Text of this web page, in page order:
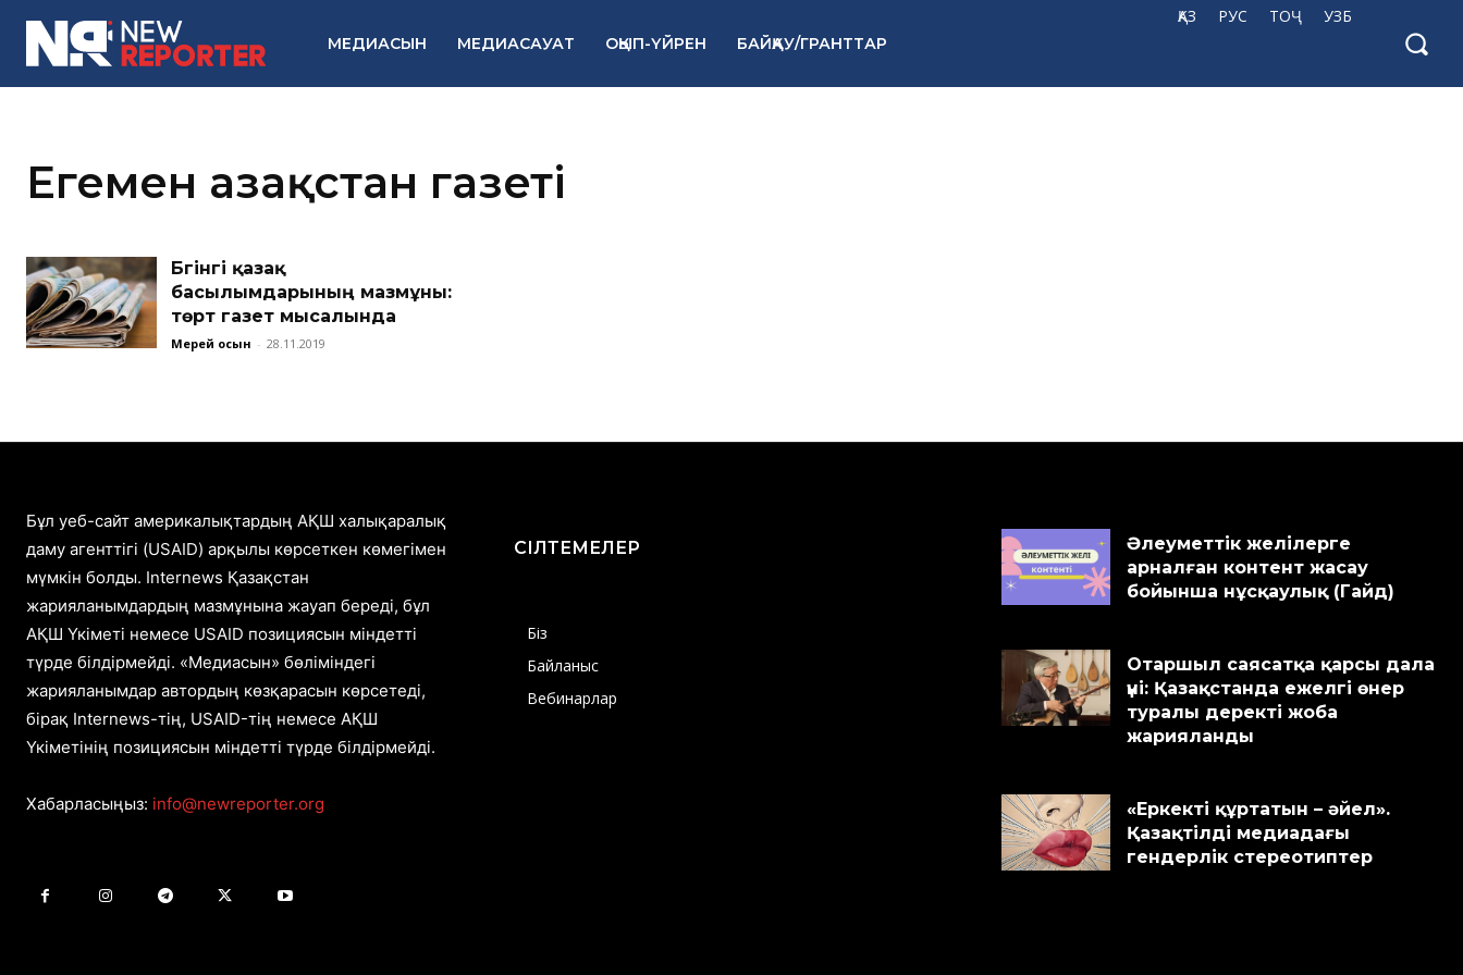
ҚАЗ РУС ТОҶ УЗБ
МЕДИАСЫН МЕДИАСАУАТ ОҚЫП-ҮЙРЕН БАЙҚАУ/ГРАНТТАР
Егемен Қазақстан газеті
Бүгінгі қазақ
басылымдарының мазмұны:
төрт газет мысалында
Мерей Қосын - 28.11.2019
Бұл уеб-сайт америкалықтардың АҚШ халықаралық
даму агенттігі (USAID) арқылы көрсеткен көмегімен
мүмкін болды. Internews Қазақстан
жарияланымдардың мазмұнына жауап береді, бұл
АҚШ Үкіметі немесе USAID позициясын міндетті
түрде білдірмейді. «Медиасын» бөліміндегі
жарияланымдар автордың көзқарасын көрсетеді,
бірақ Internews-тің, USAID-тің немесе АҚШ
Үкіметінің позициясын міндетті түрде білдірмейді.
Хабарласыңыз: info@newreporter.org
СІЛТЕМЕЛЕР
Біз
Байланыс
Вебинарлар
Әлеуметтік желілерге
арналған контент жасау
бойынша нұсқаулық (Гайд)
Отаршыл саясатқа қарсы дала
үні: Қазақстанда ежелгі өнер
туралы деректі жоба
жарияланды
«Еркекті құртатын – әйел».
Қазақтілді медиадағы
гендерлік стереотиптер